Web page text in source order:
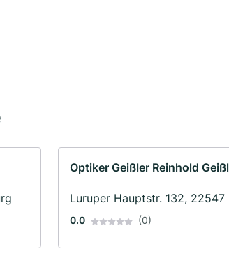
Optiker Geißler Reinhold
Luruper Hauptstr. 132, 22547
0.0 (0)